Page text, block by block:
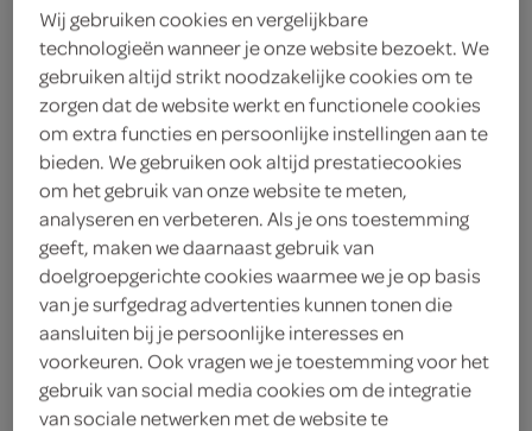
Alle FoodClub
stamppotten
Nu 2 stuks voor €10.00!
Voeg 2 stuks of een veelvoud van 2 stuks toe
aan je winkelmand om te profiteren van deze
actie.
deze aanbieding is verlopen
Wij gebruiken cookies en vergelijkbare
technologieën wanneer je onze website bezoekt. We
gebruiken altijd strikt noodzakelijke cookies om te
zorgen dat de website werkt en functionele cookies
om extra functies en persoonlijke instellingen aan te
bieden. We gebruiken ook altijd prestatiecookies
om het gebruik van onze website te meten,
analyseren en verbeteren. Als je ons toestemming
geeft, maken we daarnaast gebruik van
doelgroepgerichte cookies waarmee we je op basis
van je surfgedrag advertenties kunnen tonen die
aansluiten bij je persoonlijke interesses en
voorkeuren. Ook vragen we je toestemming voor het
gebruik van social media cookies om de integratie
van sociale netwerken met de website te